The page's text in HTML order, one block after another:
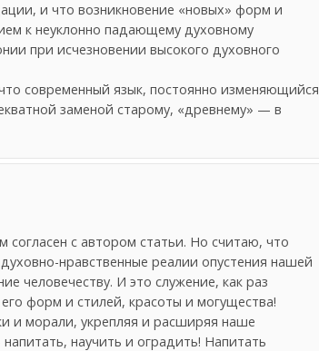
и что возникновение «новых» форм и
к неуклонно падающему духовному
при исчезновении высокого духовного
современный язык, постоянно изменяющийся
заменой старому, «древнему» — в
согласен с автором статьи. Но считаю, что
нравственные реалии опустения нашей
человечеству. И это служение, как раз
форм и стилей, красоты и могущества!
и морали, укрепляя и расширяя наше
научить и оградить! Напитать